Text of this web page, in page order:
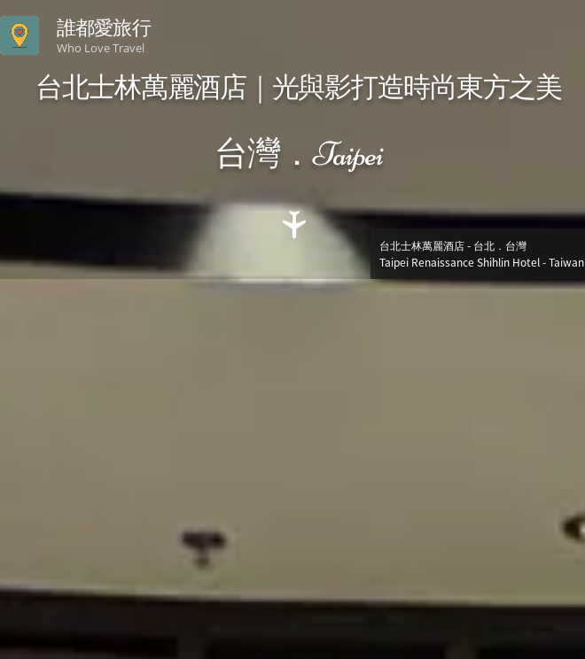
誰都愛旅行
Who Love Travel
台北士林萬麗酒店｜光與影打造時尚東方之美
台灣．Taipei
台北士林萬麗酒店 - 台北．台灣
Taipei Renaissance Shihlin Hotel - Taiwan